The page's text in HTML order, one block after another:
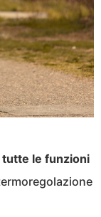
tutte le funzioni